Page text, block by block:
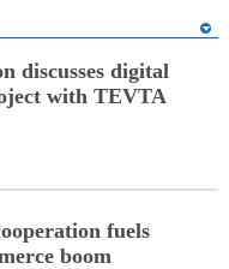
discusses digital
with TEVTA
fuels
boom